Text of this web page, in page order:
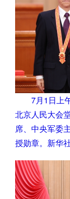
7月1日上
北京人民大会
席、中央军委
授勋章。新华